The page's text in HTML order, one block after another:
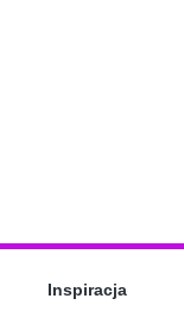
Inspiracja